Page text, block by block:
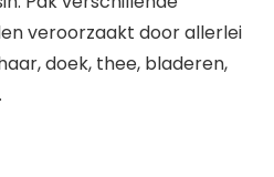
veroorzaakt door allerlei
doek, thee, bladeren,